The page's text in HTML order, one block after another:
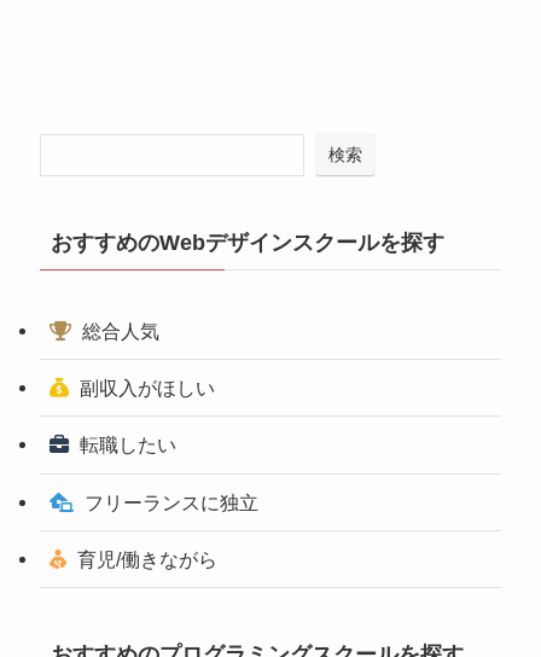
検索
おすすめのWebデザインスクールを探す
総合人気
副収入がほしい
転職したい
フリーランスに独立
育児/働きながら